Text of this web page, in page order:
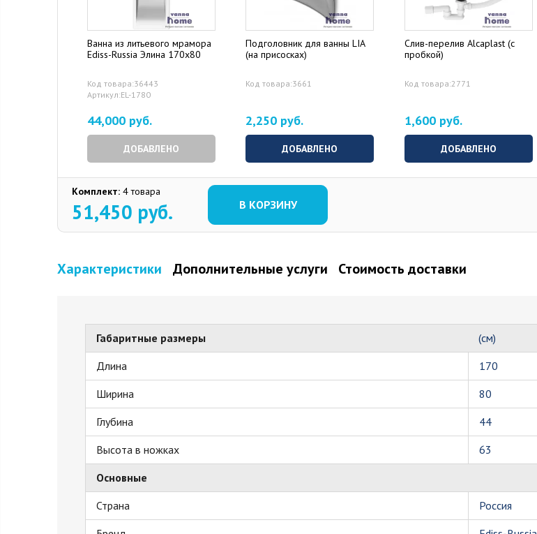
Ванна из литьевого мрамора
Ediss-Russia Элина 170x80
Код товара:36443
Артикул:EL-1780
44,000 руб.
ДОБАВЛЕНО
Подголовник для ванны LIA
(на присосках)
Код товара:3661
2,250 руб.
ДОБАВЛЕНО
Слив-перелив Alcaplast (с
пробкой)
Код товара:2771
1,600 руб.
ДОБАВЛЕНО
Комплект: 4 товара
51,450 руб. В КОРЗИНУ
Характеристики Дополнительные услуги Стоимость доставки
Габаритные размеры
(см)
Длина
170
Ширина
80
Глубина
44
Высота в ножках
63
Основные
Страна
Россия